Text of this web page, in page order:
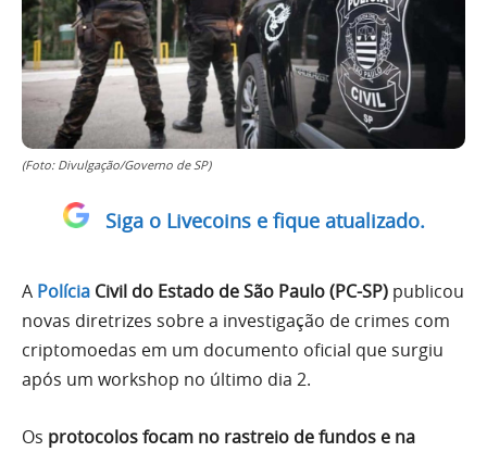
(Foto: Divulgação/Governo de SP)
Siga o Livecoins e fique atualizado.
A Polícia Civil do Estado de São Paulo (PC-SP) publicou
novas diretrizes sobre a investigação de crimes com
criptomoedas em um documento oficial que surgiu
após um workshop no último dia 2.
Os protocolos focam no rastreio de fundos e na